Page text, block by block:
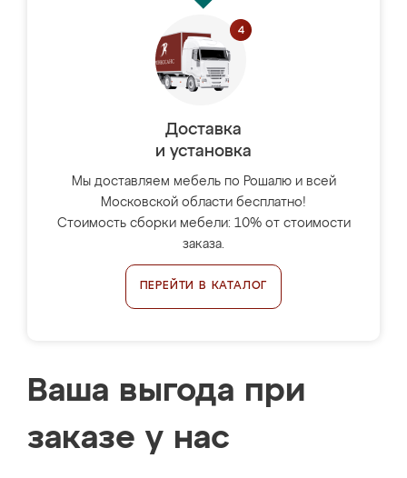
Доставка
и установка
Мы доставляем мебель по Рошалю и всей
Московской области бесплатно!
Стоимость сборки мебели: 10% от стоимости
заказа.
ПЕРЕЙТИ В КАТАЛОГ
Ваша выгода при
заказе у нас